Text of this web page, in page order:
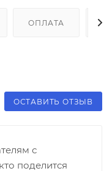
ОПЛАТА
ОСТАВИТЬ ОТЗЫВ
с
поделится